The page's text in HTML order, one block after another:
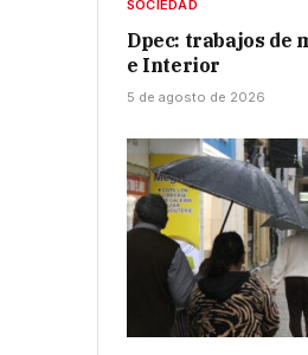
SOCIEDAD
Dpec: trabajos de
e Interior
5 de agosto de 2026